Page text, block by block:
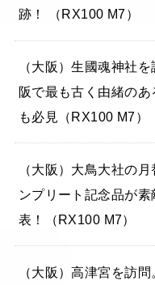
跡！ （RX100 M7）
（大阪）生國魂神社
阪で最も古く由緒の
も必見（RX100 M7）
（大阪）大鳥大社の
ンプリート記念品が
表！（RX100 M7）
（大阪）高津宮を訪